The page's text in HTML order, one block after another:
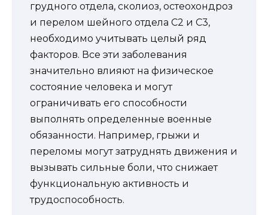
грудного отдела, сколиоз, остеохондроз
и перелом шейного отдела С2 и С3,
необходимо учитывать целый ряд
факторов. Все эти заболевания
значительно влияют на физическое
состояние человека и могут
ограничивать его способности
выполнять определенные военные
обязанности. Например, грыжи и
переломы могут затруднять движения и
вызывать сильные боли, что снижает
функциональную активность и
трудоспособность.